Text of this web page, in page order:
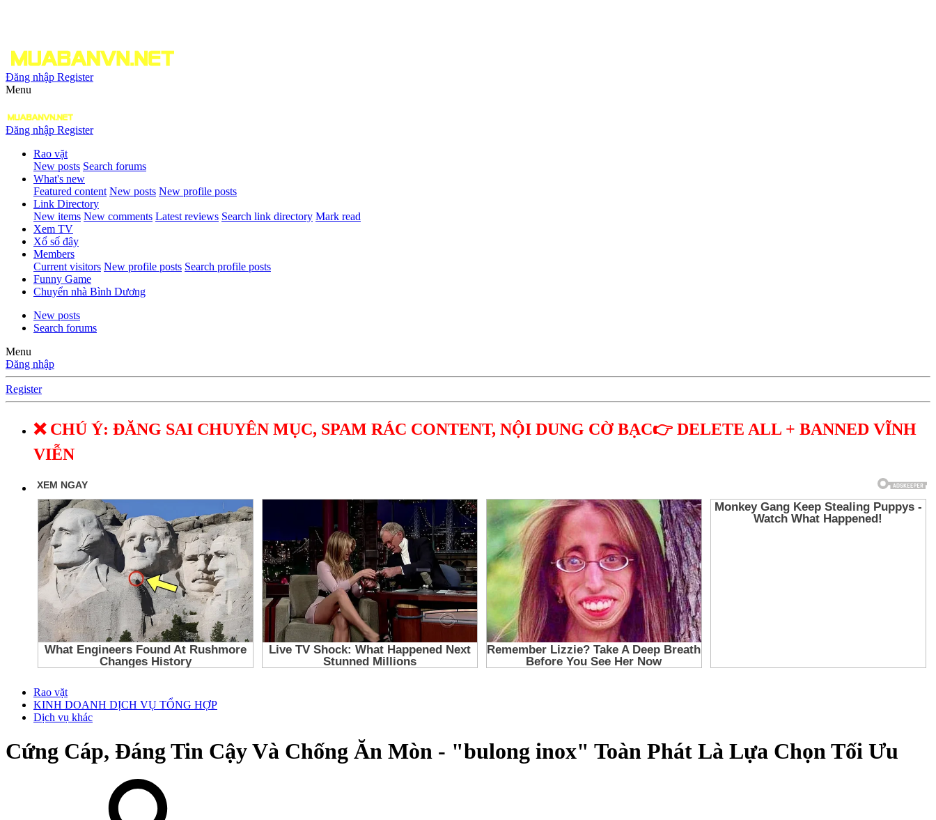
Đăng nhập Register
Menu
Đăng nhập Register
Rao vặt
New posts Search forums
What's new
Featured content New posts New profile posts
Link Directory
New items New comments Latest reviews Search link directory Mark read
Xem TV
Xổ số đây
Members
Current visitors New profile posts Search profile posts
Funny Game
Chuyển nhà Bình Dương
New posts
Search forums
Menu
Đăng nhập
Register
❌ CHÚ Ý: ĐĂNG SAI CHUYÊN MỤC, SPAM RÁC CONTENT, NỘI DUNG CỜ BẠC👉 DELETE ALL + BANNED VĨNH
VIỄN
Rao vặt
KINH DOANH DỊCH VỤ TỔNG HỢP
Dịch vụ khác
Cứng Cáp, Đáng Tin Cậy Và Chống Ăn Mòn - "bulong inox" Toàn Phát Là Lựa Chọn Tối Ưu